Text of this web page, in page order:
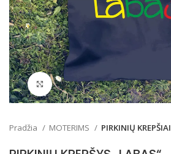
Padidinti
Pradžia MOTERIMS PIRKINIŲ KREPŠIAI